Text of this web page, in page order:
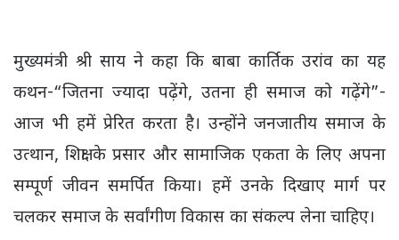
मुख्यमंत्री श्री साय ने कहा कि बाबा कार्तिक उरांव का यह
कथन-“जितना ज्यादा पढ़ेंगे, उतना ही समाज को गढ़ेंगे”-
आज भी हमें प्रेरित करता है। उन्होंने जनजातीय समाज के
उत्थान, शिक्षा के प्रसार और सामाजिक एकता के लिए अपना
सम्पूर्ण जीवन समर्पित किया। हमें उनके दिखाए मार्ग पर
चलकर समाज के सर्वांगीण विकास का संकल्प लेना चाहिए।